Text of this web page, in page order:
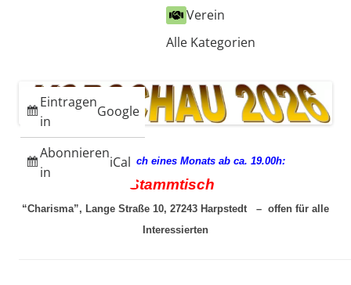
Verein
Alle Kategorien
Eintragen
in
Google
Abonnieren
in
iCal
jeden 3. Mittwoch eines Monats ab ca. 19.00h:
Stammtisch
“Charisma”, Lange Straße 10, 27243 Harpstedt – offen für alle
Interessierten